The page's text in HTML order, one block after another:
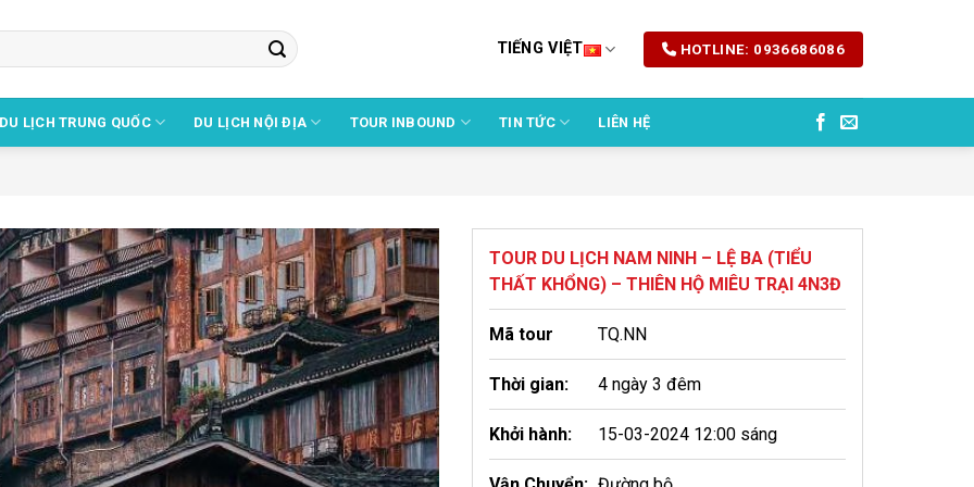
TIẾNG VIỆT HOTLINE: 0936686086
DU LỊCH TRUNG QUỐC DU LỊCH NỘI ĐỊA TOUR INBOUND TIN TỨC LIÊN HỆ
TOUR DU LỊCH NAM NINH – LỆ BA (TIỂU
THẤT KHỔNG) – THIÊN HỘ MIÊU TRẠI 4N3Đ
Mã tour TQ.NN
Thời gian: 4 ngày 3 đêm
Khởi hành: 15-03-2024 12:00 sáng